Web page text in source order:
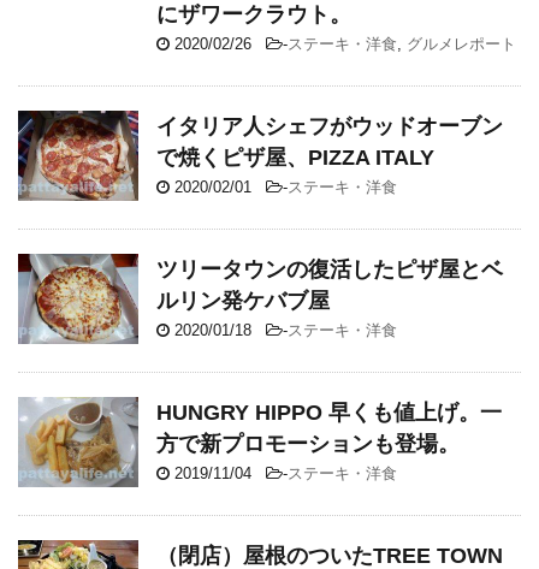
にザワークラウト。
2020/02/26 -ステーキ・洋食 グルメレポート
イタリア人シェフがウッドオーブン
で焼くピザ屋、PIZZA ITALY
2020/02/01 -ステーキ・洋食
ツリータウンの復活したピザ屋とベ
ルリン発ケバブ屋
2020/01/18 -ステーキ・洋食
HUNGRY HIPPO 早くも値上げ。一
方で新プロモーションも登場。
2019/11/04 -ステーキ・洋食
（閉店）屋根のついたTREE TOWN